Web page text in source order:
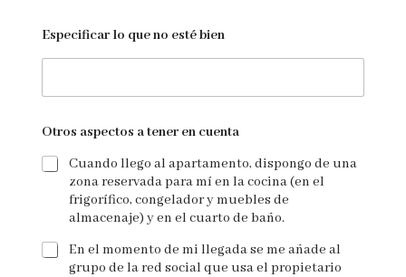
Especificar lo que no esté bien
Otros aspectos a tener en cuenta
Cuando llego al apartamento, dispongo de una
zona reservada para mí en la cocina (en el
frigorífico, congelador y muebles de
almacenaje) y en el cuarto de baño.
En el momento de mi llegada se me añade al
grupo de la red social que usa el propietario